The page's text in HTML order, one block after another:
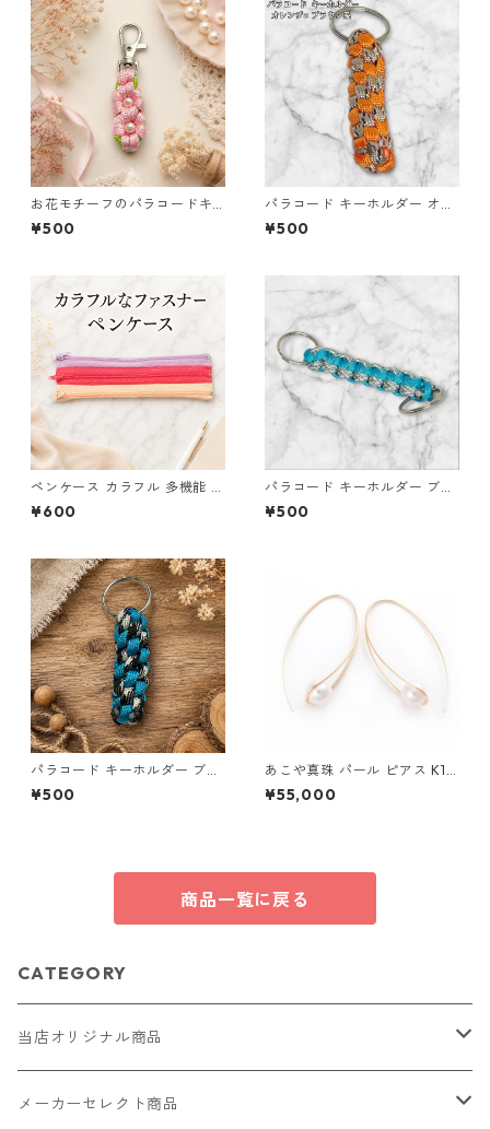
お花モチーフのパラコードキ
ーホルダー ピンク×ライトグリ
ーン ハンドメイド 国産 本革
¥500
パラコード キーホルダー オレ
ンジ ブラウン系 編み込み s35
¥500
ペンケース カラフル 多機能 筆
箱 ファスナー6本 s9
¥600
パラコード キーホルダー ブル
ー グレー ホワイト 編み込み s
36 アウトドア
¥500
パラコード キーホルダー ブル
ー×ブラック・ホワイト ハンド
メイド 国産 本革 ヌメ革
¥500
あこや真珠 パール ピアス K10
イエローゴールド ジプシー フ
ック ピアス 7mm 7ミリ珠 ア
¥55,000
商品一覧に戻る
CATEGORY
当店オリジナル商品
レザー（革）
メーカーセレクト商品